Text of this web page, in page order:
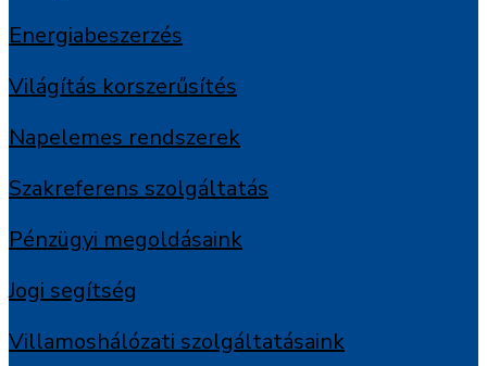
Energiabeszerzés
Világítás korszerűsítés
Napelemes rendszerek
Szakreferens szolgáltatás
Pénzügyi megoldásaink
Jogi segítség
Villamoshálózati szolgáltatásaink